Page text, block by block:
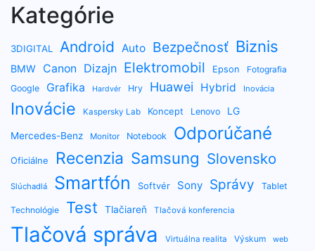
Kategórie
3DIGITAL Android Auto Bezpečnosť Biznis
BMW Canon Dizajn Elektromobil Epson
Fotografia
Google
Grafika Hardvér Hry Huawei Hybrid Inovácia
Inovácie Kaspersky Lab Koncept Lenovo LG
Mercedes-Benz Monitor Notebook Odporúčané
Oficiálne Recenzia Samsung Slovensko
Slúchadlá Smartfón Softvér Sony Správy Tablet
Technológie Test Tlačiareň Tlačová konferencia
Tlačová správa Virtuálna realita Výskum web